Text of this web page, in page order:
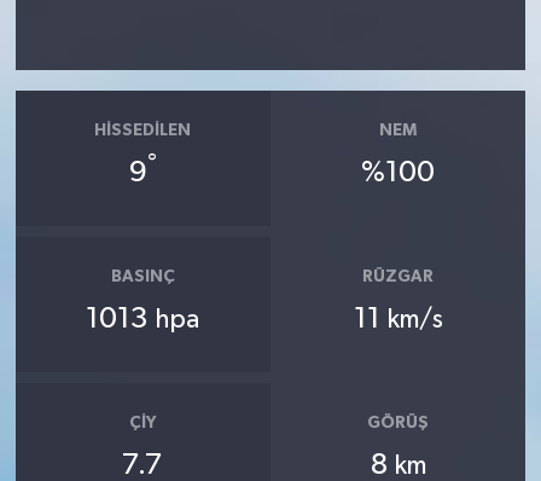
HISSEDILEN
9°
NEM
%100
BASINÇ
1013 hpa
RÜZGAR
11 km/s
ÇIY
7.7
GÖRÜŞ
8 km